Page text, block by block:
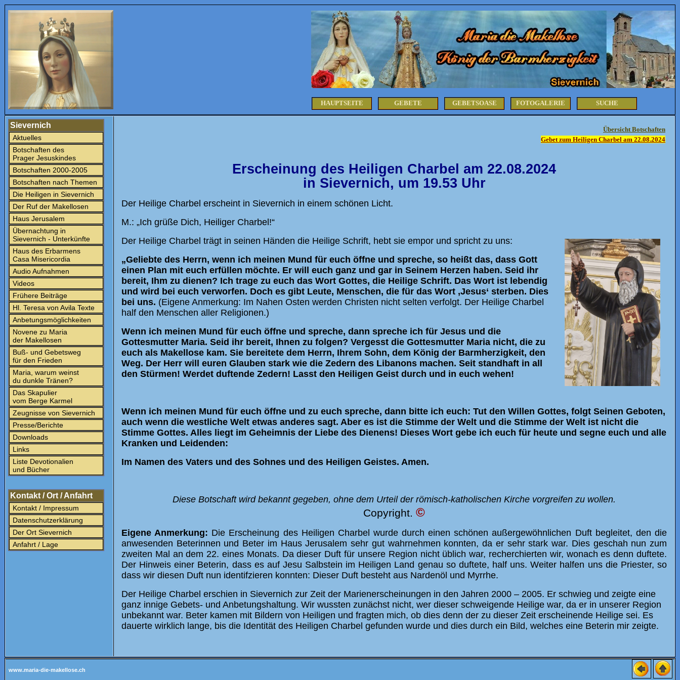
HAUPTSEITE GEBETE GEBETSOASE FOTOGALERIE SUCHE
Sievernich
Aktuelles
Botschaften des
Prager Jesuskindes
Botschaften 2000-2005
Botschaften nach Themen
Die Heiligen in Sievernich
Der Ruf der Makellosen
Haus Jerusalem
Übernachtung in
Sievernich - Unterkünfte
Haus des Erbarmens
Casa Misericordia
Audio Aufnahmen
Videos
Frühere Beiträge
Hl. Teresa von Avila Texte
Anbetungsmöglichkeiten
Novene zu Maria
der Makellosen
Buß- und Gebetsweg
für den Frieden
Maria, warum weinst
du dunkle Tränen?
Das Skapulier
vom Berge Karmel
Zeugnisse von Sievernich
Presse/Berichte
Downloads
Links
Liste Devotionalien
und Bücher
Kontakt / Ort / Anfahrt
Kontakt / Impressum
Datenschutzerklärung
Der Ort Sievernich
Anfahrt / Lage
Übersicht Botschaften
Gebet zum Heiligen Charbel am 22.08.2024
Erscheinung des Heiligen Charbel am 22.08.2024
in Sievernich, um 19.53 Uhr
Der Heilige Charbel erscheint in Sievernich in einem schönen Licht.
M.: „Ich grüße Dich, Heiliger Charbel!“
Der Heilige Charbel trägt in seinen Händen die Heilige Schrift, hebt sie empor und spricht zu uns:
„Geliebte des Herrn, wenn ich meinen Mund für euch öffne und spreche, so heißt das, dass Gott
einen Plan mit euch erfüllen möchte. Er will euch ganz und gar in Seinem Herzen haben. Seid ihr
bereit, Ihm zu dienen? Ich trage zu euch das Wort Gottes, die Heilige Schrift. Das Wort ist lebendig
und wird bei euch verworfen. Doch es gibt Leute, Menschen, die für das Wort ‚Jesus‘ sterben. Dies
bei uns. (Eigene Anmerkung: Im Nahen Osten werden Christen nicht selten verfolgt. Der Heilige Charbel
half den Menschen aller Religionen.)
Wenn ich meinen Mund für euch öffne und spreche, dann spreche ich für Jesus und die
Gottesmutter Maria. Seid ihr bereit, Ihnen zu folgen? Vergesst die Gottesmutter Maria nicht, die zu
euch als Makellose kam. Sie bereitete dem Herrn, Ihrem Sohn, dem König der Barmherzigkeit, den
Weg. Der Herr will euren Glauben stark wie die Zedern des Libanons machen. Seit standhaft in all
den Stürmen! Werdet duftende Zedern! Lasst den Heiligen Geist durch und in euch wehen!
Wenn ich meinen Mund für euch öffne und zu euch spreche, dann bitte ich euch: Tut den Willen Gottes, folgt Seinen Geboten,
auch wenn die westliche Welt etwas anderes sagt. Aber es ist die Stimme der Welt und die Stimme der Welt ist nicht die
Stimme Gottes. Alles liegt im Geheimnis der Liebe des Dienens! Dieses Wort gebe ich euch für heute und segne euch und alle
Kranken und Leidenden:
Im Namen des Vaters und des Sohnes und des Heiligen Geistes. Amen.
Diese Botschaft wird bekannt gegeben, ohne dem Urteil der römisch-katholischen Kirche vorgreifen zu wollen.
Copyright. ©
Eigene Anmerkung: Die Erscheinung des Heiligen Charbel wurde durch einen schönen außergewöhnlichen Duft begleitet, den die
anwesenden Beterinnen und Beter im Haus Jerusalem sehr gut wahrnehmen konnten, da er sehr stark war. Dies geschah nun zum
zweiten Mal an dem 22. eines Monats. Da dieser Duft für unsere Region nicht üblich war, recherchierten wir, wonach es denn duftete.
Der Hinweis einer Beterin, dass es auf Jesu Salbstein im Heiligen Land genau so duftete, half uns. Weiter halfen uns die Priester, so
dass wir diesen Duft nun identifzieren konnten: Dieser Duft besteht aus Nardenöl und Myrrhe.
Der Heilige Charbel erschien in Sievernich zur Zeit der Marienerscheinungen in den Jahren 2000 – 2005. Er schwieg und zeigte eine
ganz innige Gebets- und Anbetungshaltung. Wir wussten zunächst nicht, wer dieser schweigende Heilige war, da er in unserer Region
unbekannt war. Beter kamen mit Bildern von Heiligen und fragten mich, ob dies denn der zu dieser Zeit erscheinende Heilige sei. Es
dauerte wirklich lange, bis die Identität des Heiligen Charbel gefunden wurde und dies durch ein Bild, welches eine Beterin mir zeigte.
www.maria-die-makellose.ch